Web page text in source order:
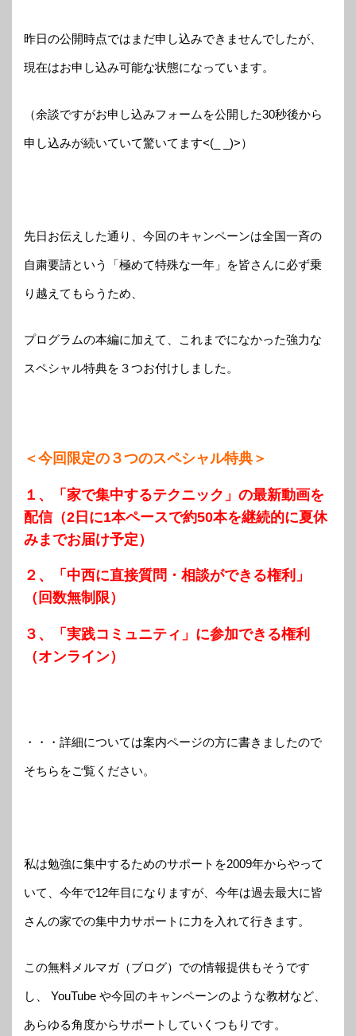
昨日の公開時点ではまだ申し込みできませんでしたが、
現在はお申し込み可能な状態になっています。
（余談ですがお申し込みフォームを公開した30秒後から
申し込みが続いていて驚いてます<(_ _)>）
先日お伝えした通り、今回のキャンペーンは全国一斉の
自粛要請という「極めて特殊な一年」を皆さんに必ず乗
り越えてもらうため、
プログラムの本編に加えて、これまでになかった強力な
スペシャル特典を３つお付けしました。
＜今回限定の３つのスペシャル特典＞
１、「家で集中するテクニック」の最新動画を
配信（2日に1本ペースで約50本を継続的に夏休
みまでお届け予定）
２、「中西に直接質問・相談ができる権利」
（回数無制限）
３、「実践コミュニティ」に参加できる権利
（オンライン）
・・・詳細については案内ページの方に書きましたので
そちらをご覧ください。
私は勉強に集中するためのサポートを2009年からやって
いて、今年で12年目になりますが、今年は過去最大に皆
さんの家での集中力サポートに力を入れて行きます。
この無料メルマガ（ブログ）での情報提供もそうです
し、 YouTube や今回のキャンペーンのような教材など、
あらゆる角度からサポートしていくつもりです。